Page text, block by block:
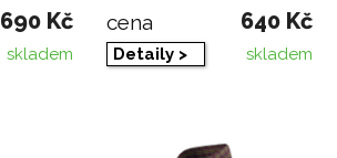
690 Kč
skladem
cena 640 Kč
Detaily > skladem